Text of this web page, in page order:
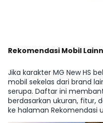
Rekomendasi Mobil
Jika karakter MG New HS
mobil sekelas dari brand
serupa. Daftar ini
berdasarkan ukuran, fitur,
ke halaman